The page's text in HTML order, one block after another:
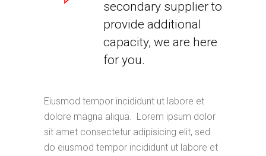
secondary supplier to
provide additional
capacity, we are here
for you.
Eiusmod tempor incididunt ut labore et
dolore magna aliqua. Lorem ipsum dolor
sit amet consectetur adipisicing elit, sed
do eiusmod tempor incididunt ut labore et